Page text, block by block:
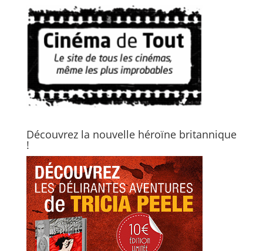
Découvrez la nouvelle héroïne britannique
!